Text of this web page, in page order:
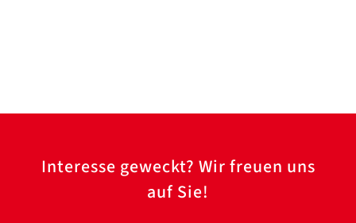
Interesse geweckt? Wir freuen uns
auf Sie!